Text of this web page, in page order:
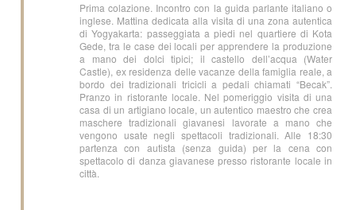
Prima colazione. Incontro con la guida parlante italiano o
inglese. Mattina dedicata alla visita di una zona autentica
di Yogyakarta: passeggiata a piedi nel quartiere di Kota
Gede, tra le case dei locali per apprendere la produzione
a mano dei dolci tipici; il castello dell’acqua (Water
Castle), ex residenza delle vacanze della famiglia reale, a
bordo dei tradizionali tricicli a pedali chiamati “Becak”.
Pranzo in ristorante locale. Nel pomeriggio visita di una
casa di un artigiano locale, un autentico maestro che crea
maschere tradizionali giavanesi lavorate a mano che
vengono usate negli spettacoli tradizionali. Alle 18:30
partenza con autista (senza guida) per la cena con
spettacolo di danza giavanese presso ristorante locale in
città.